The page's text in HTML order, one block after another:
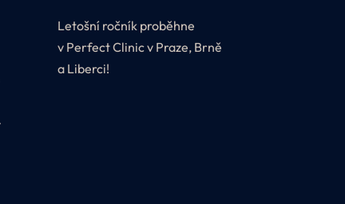
Letošní ročník proběhne
v Perfect Clinic v Praze, Brně
a Liberci!